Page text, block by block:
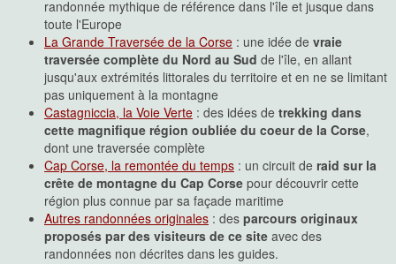
randonnée mythique de référence dans l'île et jusque dans
toute l'Europe
La Grande Traversée de la Corse : une idée de vraie
traversée complète du Nord au Sud de l'île, en allant
jusqu'aux extrémités littorales du territoire et en ne se limitant
pas uniquement à la montagne
Castagniccia, la Voie Verte : des idées de trekking dans
cette magnifique région oubliée du coeur de la Corse,
dont une traversée complète
Cap Corse, la remontée du temps : un circuit de raid sur la
crête de montagne du Cap Corse pour découvrir cette
région plus connue par sa façade maritime
Autres randonnées originales : des parcours originaux
proposés par des visiteurs de ce site avec des
randonnées non décrites dans les guides.